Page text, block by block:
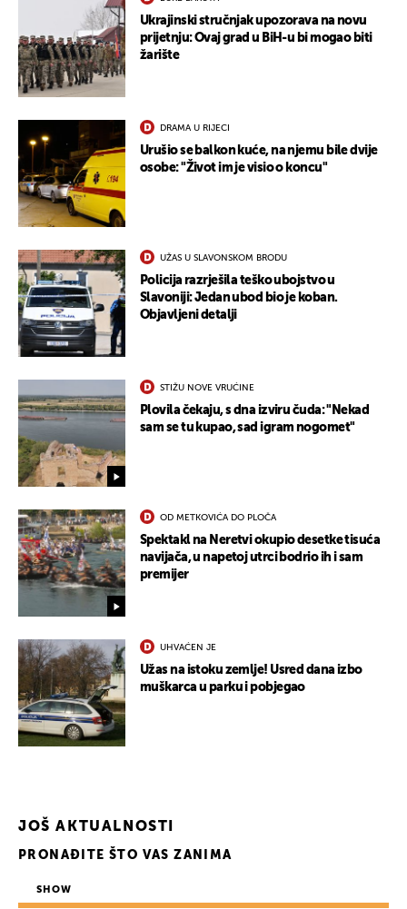
Ukrajinski stručnjak upozorava na novu
prijetnju: Ovaj grad u BiH-u bi mogao biti
žarište
DRAMA U RIJECI
Urušio se balkon kuće, na njemu bile dvije
osobe: "Život im je visio o koncu"
UŽAS U SLAVONSKOM BRODU
Policija razrješila teško ubojstvo u
Slavoniji: Jedan ubod bio je koban.
Objavljeni detalji
STIŽU NOVE VRUĆINE
Plovila čekaju, s dna izviru čuda: "Nekad
sam se tu kupao, sad igram nogomet"
OD METKOVIĆA DO PLOČA
Spektakl na Neretvi okupio desetke tisuća
navijača, u napetoj utrci bodrio ih i sam
premijer
UHVAĆEN JE
Užas na istoku zemlje! Usred dana izbo
muškarca u parku i pobjegao
JOŠ AKTUALNOSTI
PRONAĐITE ŠTO VAS ZANIMA
SHOW
UKLJUČITE NOTIFIKACIJE